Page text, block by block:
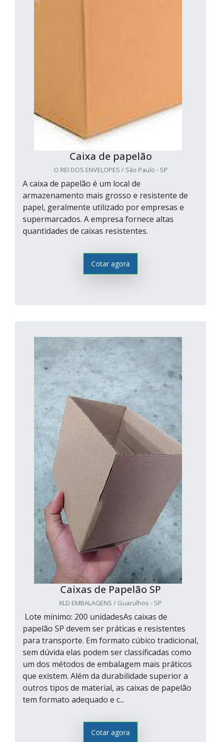
Caixa de papelão
O REI DOS ENVELOPES / São Paulo - SP
A caixa de papelão é um local de
armazenamento mais grosso e resistente de
papel, geralmente utilizado por empresas e
supermarcados. A empresa fornece altas
quantidades de caixas resistentes.
Cotar agora
Caixas de Papelão SP
KLD EMBALAGENS / Guarulhos - SP
Lote mínimo: 200 unidadesAs caixas de
papelão SP devem ser práticas e resistentes
para transporte. Em formato cúbico tradicional,
sem dúvida elas podem ser classificadas como
um dos métodos de embalagem mais práticos
que existem. Além da durabilidade superior a
outros tipos de material, as caixas de papelão
tem formato adequado e c...
Cotar agora